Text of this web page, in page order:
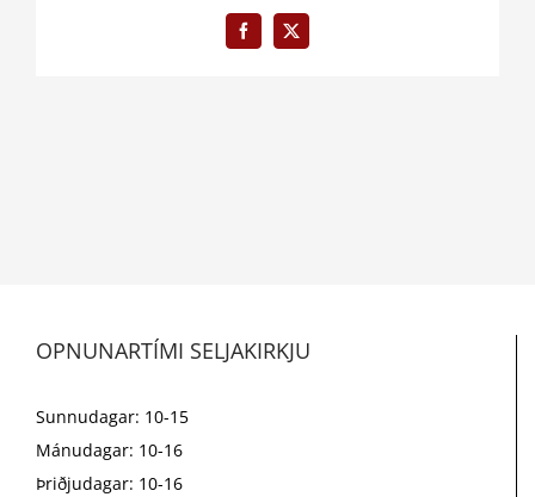
Facebook
X
OPNUNARTÍMI SELJAKIRKJU
Sunnudagar: 10-15
Mánudagar: 10-16
Þriðjudagar: 10-16